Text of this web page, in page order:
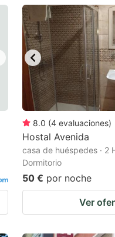
question
mark
key
to
get
the
keyboard
shortcuts
for
changing
dates.
8.0 (4 evaluaciones)
Hostal Avenida
casa de huéspedes · 2
Dormitorio
50 € por noche
Ver